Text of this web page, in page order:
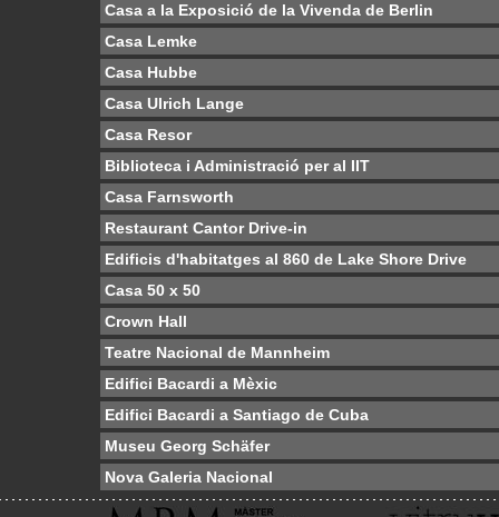
Casa a la Exposició de la Vivenda de Berlin
Casa Lemke
Casa Hubbe
Casa Ulrich Lange
Casa Resor
Biblioteca i Administració per al IIT
Casa Farnsworth
Restaurant Cantor Drive-in
Edificis d'habitatges al 860 de Lake Shore Drive
Casa 50 x 50
Crown Hall
Teatre Nacional de Mannheim
Edifici Bacardi a Mèxic
Edifici Bacardi a Santiago de Cuba
Museu Georg Schäfer
Nova Galeria Nacional